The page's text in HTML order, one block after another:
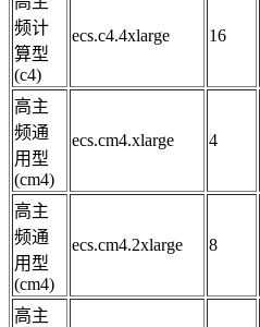
频计
算型
(c4)
ecs.c4.4xlarge 16
高主
频通
用型
(cm4)
ecs.cm4.xlarge 4
高主
频通
用型
(cm4)
ecs.cm4.2xlarge 8
高主